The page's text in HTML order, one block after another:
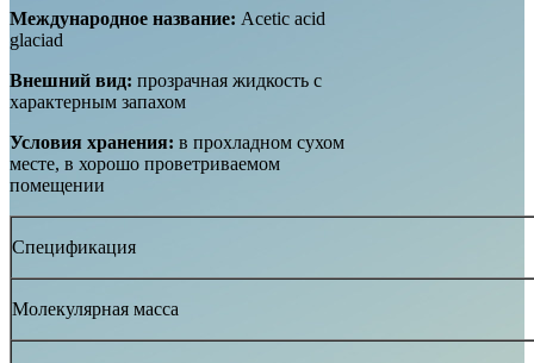
Международное название: Acetic acid
glaciad
Внешний вид: прозрачная жидкость с
характерным запахом
Условия хранения: в прохладном сухом
месте, в хорошо проветриваемом
помещении
Спецификация
Молекулярная масса